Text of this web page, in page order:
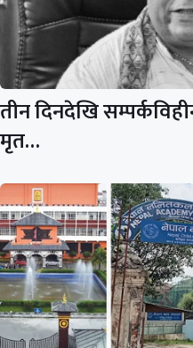
तीन दिनदेखि
मृत…